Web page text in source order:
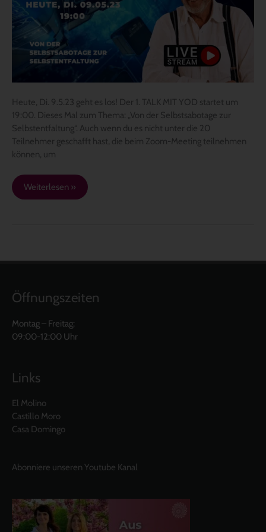
Heute, Di. 9.5.23 geht es los! Der 1. TALK MIT YOD startet um
19:00. Dieses Mal zum Thema: „Von der Selbstsabotage zur
Selbstentfaltung“. Auch wenn du es nicht unter die 20
Teilnehmer geschafft hast, die beim Zoom-Meeting teilnehmen
können, um
19:00,
TALK
MIT
YOD
auf
Weiterlesen »
Öffnungszeiten
Montag – Freitag:
09:00-12:00 Uhr
Links
El Molino
Castillo Moro
Casa Domingo
Abonniere unseren Youtube Kanal